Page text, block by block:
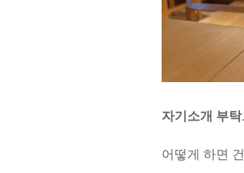
자기소개 부
어떻게 하면